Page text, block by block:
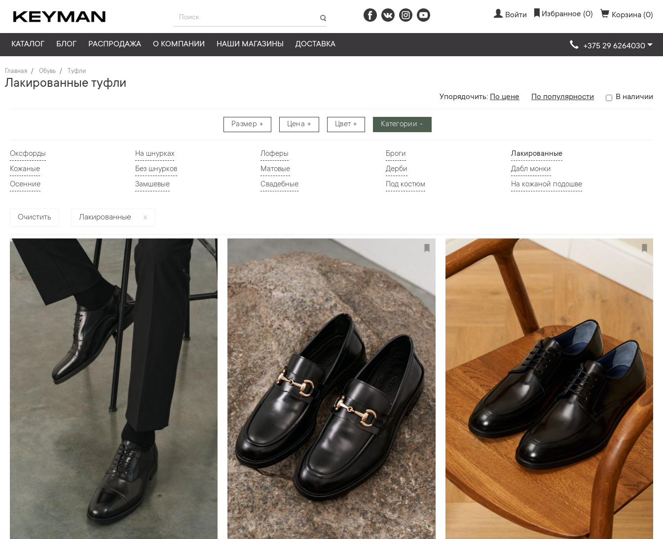
Войти Избранное (0) Корзина (0)
КАТАЛОГ О КОМПАНИИ НАШИ МАГАЗИНЫ ДОСТАВКА
РАСПРОДАЖА
БЛОГ +375 29 6264030
Главная Обувь Туфли
Лакированные туфли
Упорядочить: По цене По популярности В наличии
Размер Цена Цвет Категории
Оксфорды На шнурках Лоферы Броги
Лакированные
Кожаные
Без шнурков Матовые Дерби
Дабл монки
Осенние
Замшевые Свадебные Под костюм На кожаной подошве
Очистить Лакированные